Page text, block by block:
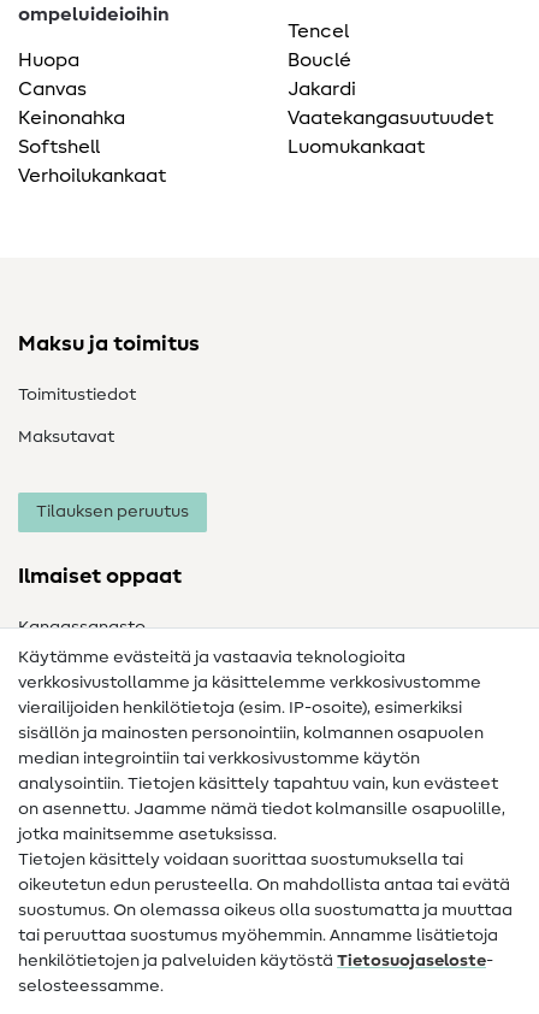
ompeluideioihin
Huopa
Canvas
Keinonahka
Softshell
Verhoilukankaat
Tencel
Bouclé
Jakardi
Vaatekangasuutuudet
Luomukankaat
Maksu ja toimitus
Toimitustiedot
Maksutavat
Tilauksen peruutus
Ilmaiset oppaat
Kangassanasto
Ompelusanasto
Ompeluohjeet
Apua ja yhteystiedot
Yhteystiedot
Tietoa omistajanvaihdoksesta
Peruutusoikeus
Suosittu
Käytämme evästeitä ja vastaavia teknologioita
verkkosivustollamme ja käsittelemme verkkosivustomme
vierailijoiden henkilötietoja (esim. IP-osoite), esimerkiksi
sisällön ja mainosten personointiin, kolmannen osapuolen
median integrointiin tai verkkosivustomme käytön
analysointiin. Tietojen käsittely tapahtuu vain, kun evästeet
on asennettu. Jaamme nämä tiedot kolmansille osapuolille,
jotka mainitsemme asetuksissa.
Tietojen käsittely voidaan suorittaa suostumuksella tai
oikeutetun edun perusteella. On mahdollista antaa tai evätä
suostumus. On olemassa oikeus olla suostumatta ja muuttaa
tai peruuttaa suostumus myöhemmin. Annamme lisätietoja
henkilötietojen ja palveluiden käytöstä Tietosuojaseloste-
selosteessamme.